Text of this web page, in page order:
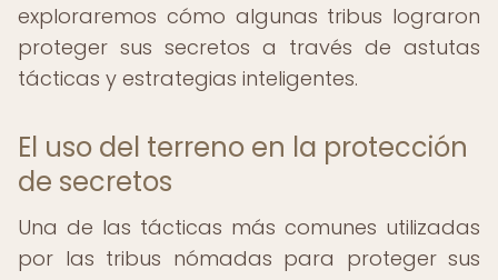
exploraremos cómo algunas tribus lograron
proteger sus secretos a través de astutas
tácticas y estrategias inteligentes.
El uso del terreno en la protección
de secretos
Una de las tácticas más comunes utilizadas
por las tribus nómadas para proteger sus